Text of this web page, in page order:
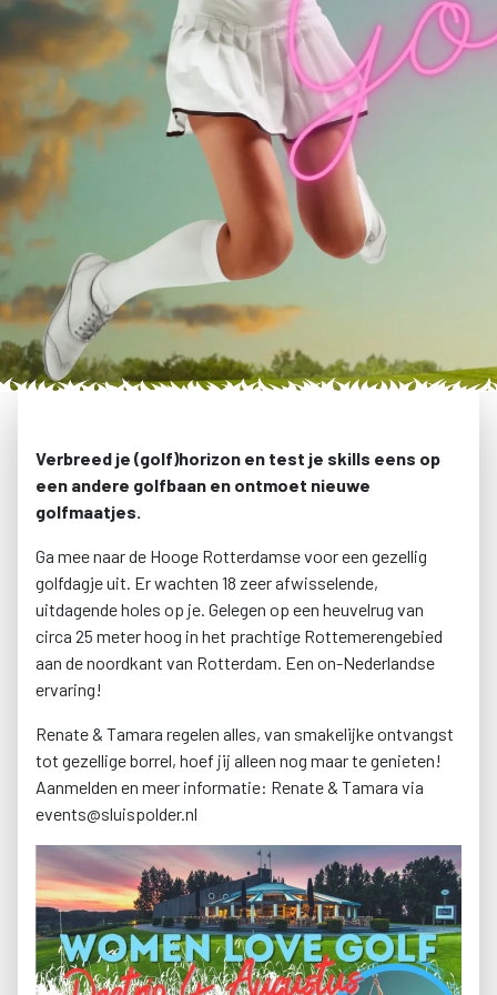
Verbreed je (golf)horizon en test je skills eens op
een andere golfbaan en ontmoet nieuwe
golfmaatjes.
Ga mee naar de Hooge Rotterdamse voor een gezellig
golfdagje uit. Er wachten 18 zeer afwisselende,
uitdagende holes op je. Gelegen op een heuvelrug van
circa 25 meter hoog in het prachtige Rottemerengebied
aan de noordkant van Rotterdam. Een on-Nederlandse
ervaring!
Renate & Tamara regelen alles, van smakelijke ontvangst
tot gezellige borrel, hoef jij alleen nog maar te genieten!
Aanmelden en meer informatie: Renate & Tamara via
events@sluispolder.nl